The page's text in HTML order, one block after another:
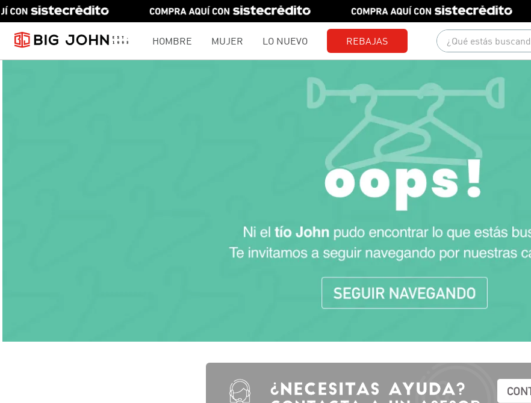
HOMBRE MUJER LO NUEVO REBAJAS
¿Qué estás buscando?
Términos más buscados
1.gorras
2
camisetas
3 jeans
4.pantalones
5 camisas
chaquetas
8
10.polos